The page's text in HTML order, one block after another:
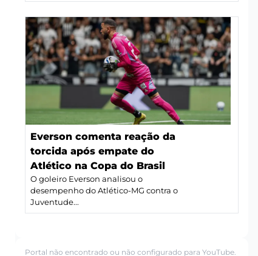
Everson comenta reação da
torcida após empate do
Atlético na Copa do Brasil
O goleiro Everson analisou o
desempenho do Atlético-MG contra o
Juventude...
Portal não encontrado ou não configurado para YouTube.